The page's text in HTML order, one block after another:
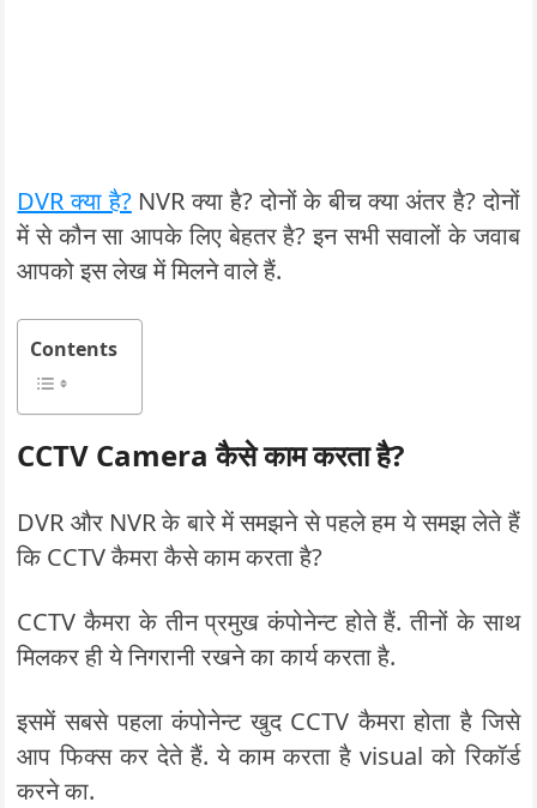
DVR क्या है?NVR क्या है? दोनों के बीच क्या अंतर है? दोनों
में से कौन सा आपके लिए बेहतर है? इन सभी सवालों के जवाब
आपको इस लेख में मिलने वाले हैं.
Contents
CCTV Camera कैसे काम करता है?
DVR और NVR के बारे में समझने से पहले हम ये समझ लेते हैं
कि CCTV कैमरा कैसे काम करता है?
CCTV कैमरा के तीन प्रमुख कंपोनेन्ट होते हैं. तीनों के साथ
मिलकर ही ये निगरानी रखने का कार्य करता है.
इसमें सबसे पहला कंपोनेन्ट खुद CCTV कैमरा होता है जिसे
आप फिक्स कर देते हैं. ये काम करता है visual को रिकॉर्ड
करने का.